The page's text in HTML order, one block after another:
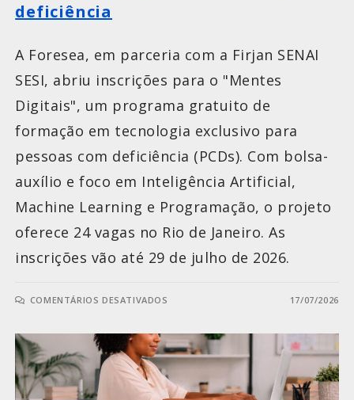
deficiência
A Foresea, em parceria com a Firjan SENAI
SESI, abriu inscrições para o "Mentes
Digitais", um programa gratuito de
formação em tecnologia exclusivo para
pessoas com deficiência (PCDs). Com bolsa-
auxílio e foco em Inteligência Artificial,
Machine Learning e Programação, o projeto
oferece 24 vagas no Rio de Janeiro. As
inscrições vão até 29 de julho de 2026.
COMENTÁRIOS DESATIVADOS 17/07/2026